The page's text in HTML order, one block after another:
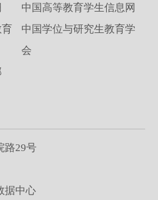
中国高等教育学生信息网
中国学位与研究生教育学
会
路29号
据中心